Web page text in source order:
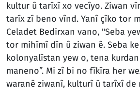
kultur û tarîxî xo vecîyo. Ziwan
tarîx zî beno vînd. Yanî çîko tor
Celadet Bedirxan vano, "Seba
tor mihîmî dîn û ziwan ê. Seba
kolonyalîstan yew o, tena
maneno”. Mi zî bi no fîkîra her
waranê ziwanî, kulturî û tarîxî de